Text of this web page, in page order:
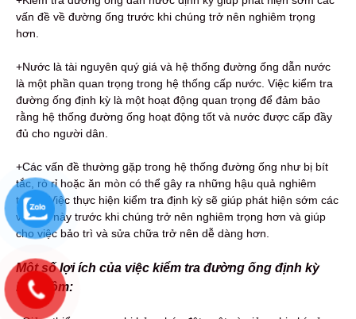
vấn đề về đường ống trước khi chúng trở nên nghiêm trọng
hơn.
+Nước là tài nguyên quý giá và hệ thống đường ống dẫn nước
là một phần quan trọng trong hệ thống cấp nước. Việc kiểm tra
đường ống định kỳ là một hoạt động quan trọng để đảm bảo
rằng hệ thống đường ống hoạt động tốt và nước được cấp đầy
đủ cho người dân.
+Các vấn đề thường gặp trong hệ thống đường ống như bị bít
tắc, rò rỉ hoặc ăn mòn có thể gây ra những hậu quả nghiêm
trọng. Việc thực hiện kiểm tra định kỳ sẽ giúp phát hiện sớm các
vấn đề này trước khi chúng trở nên nghiêm trọng hơn và giúp
cho việc bảo trì và sửa chữa trở nên dễ dàng hơn.
Một số lợi ích của việc kiểm tra đường ống định kỳ
bao gồm: